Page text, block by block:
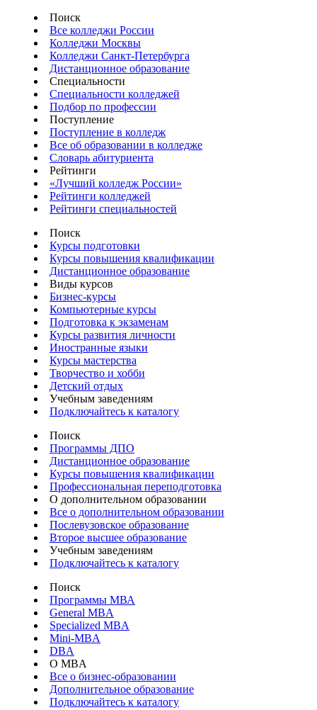
Поиск
Все колледжи России
Колледжи Москвы
Колледжи Санкт-Петербурга
Дистанционное образование
Специальности
Специальности колледжей
Подбор по профессии
Поступление
Поступление в колледж
Все об образовании в колледже
Словарь абитуриента
Рейтинги
«Лучший колледж России»
Рейтинги колледжей
Рейтинги специальностей
Поиск
Курсы подготовки
Курсы повышения квалификации
Дистанционное образование
Виды курсов
Бизнес-курсы
Компьютерные курсы
Подготовка к экзаменам
Курсы развития личности
Иностранные языки
Курсы мастерства
Творчество и хобби
Детский отдых
Учебным заведениям
Подключайтесь к каталогу
Поиск
Программы ДПО
Дистанционное образование
Курсы повышения квалификации
Профессиональная переподготовка
О дополнительном образовании
Все о дополнительном образовании
Послевузовское образование
Второе высшее образование
Учебным заведениям
Подключайтесь к каталогу
Поиск
Программы МВА
General MBA
Specialized MBA
Mini-MBA
DBA
О MBA
Все о бизнес-образовании
Дополнительное образование
Подключайтесь к каталогу